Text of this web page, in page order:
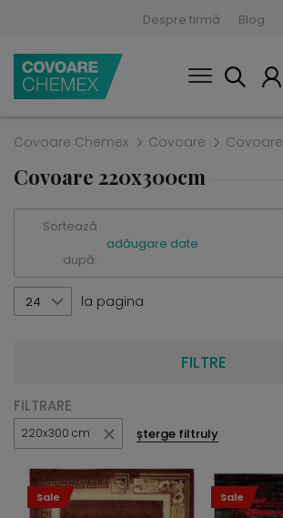
Despre firmă Blog
Covoare Chemex Covoare
Covoare 220x300cm
Sortează
după:
adăugare date
24 la pagina
FILTRE
FILTRARE
220x300 cm șterge filtruly
Sale Sale